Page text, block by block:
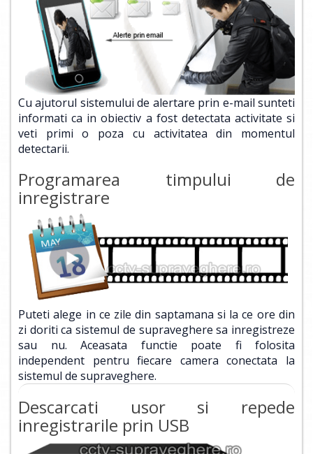
Cu ajutorul sistemului de alertare prin e-mail sunteti
informati ca in obiectiv a fost detectata activitate si
veti primi o poza cu activitatea din momentul
detectarii.
Programarea timpului de
inregistrare
Puteti alege in ce zile din saptamana si la ce ore din
zi doriti ca sistemul de supraveghere sa inregistreze
sau nu. Aceasata functie poate fi folosita
independent pentru fiecare camera conectata la
sistemul de supraveghere.
Descarcati usor si repede
inregistrarile prin USB